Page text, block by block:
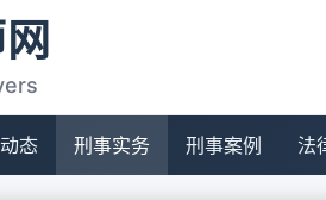
态 刑事实务 刑事案例 法